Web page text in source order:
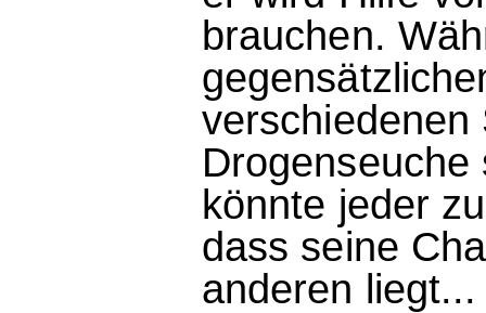
brauchen.
verschiedenen
könnte jeder
dass seine
anderen liegt...